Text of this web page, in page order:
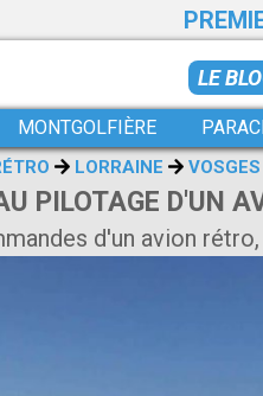
LE
MONTGOLFIÈRE
LORRAINE VOSGES
PILOTAGE D'UN
d'un avion